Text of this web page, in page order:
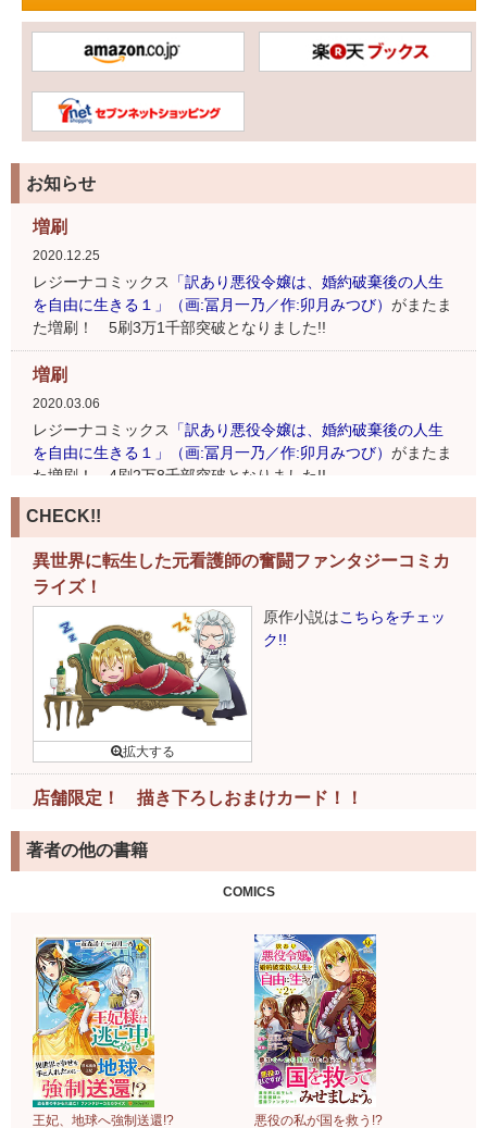
お知らせ
増刷
2020.12.25
レジーナコミックス
「訳あり悪役令嬢は、婚約破棄後の人生
を自由に生きる１」（画:冨月一乃／作:卯月みつび） がまたま
た増刷！ 5刷3万1千部突破となりました!!
増刷
2020.03.06
レジーナコミックス
「訳あり悪役令嬢は、婚約破棄後の人生
を自由に生きる１」（画:冨月一乃／作:卯月みつび） がまたま
た増刷！ 4刷2万8千部突破となりました!!
増刷
2019.10.30
レジーナコミックス
を自由に生きる１」（画:冨月一乃／作:卯月みつび）
た増刷！ 3刷2万5千部突破となりました!!
増刷
2019.05.07
レジーナコミックス新刊「訳あり悪役令嬢は、婚約破棄後の
人生を自由に生きる１」（画:冨月一乃／作:卯月みつび）
ちまち増刷！ 2刷2万3千部突破となりました!!
CHECK!!
異世界に転生した元看護師の奮闘ファンタジーコミカ
ライズ！
原作小説はこちらをチェッ
ク!!
店舗限定！ 描き下ろしおまけカード！！
下記書店様で書籍ご購入のお客様には、特製おまけカードが
ついてきます！
詳細はこちら
著者の他の書籍
COMICS
王妃、地球へ強制送還!? 悪役の私が国を救う!?